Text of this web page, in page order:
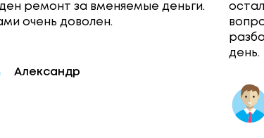
ремонт за вменяемые деньги.
очень доволен.
Александр
день.